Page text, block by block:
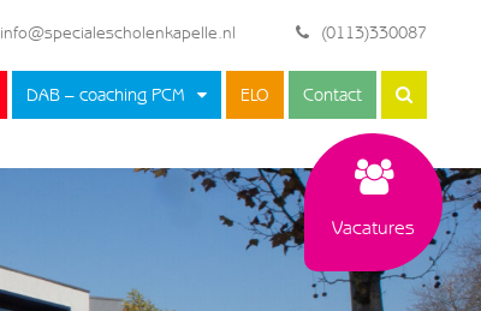
info@specialescholenkapelle.nl (0113)330087
DAB – coaching PCM ELO Contact
Vacatures